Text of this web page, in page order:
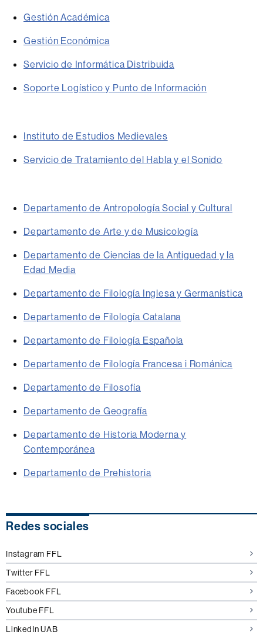
Gestión Académica
Gestión Económica
Servicio de Informática Distribuida
Soporte Logístico y Punto de Información
Instituto de Estudios Medievales
Servicio de Tratamiento del Habla y el Sonido
Departamento de Antropología Social y Cultural
Departamento de Arte y de Musicología
Departamento de Ciencias de la Antiguedad y la
Edad Media
Departamento de Filología Inglesa y Germanística
Departamento de Filología Catalana
Departamento de Filología Española
Departamento de Filología Francesa i Románica
Departamento de Filosofía
Departamento de Geografía
Departamento de Historia Moderna y
Contemporánea
Departamento de Prehistoria
Información
Redes sociales
Instagram FFL
Twitter FFL
Facebook FFL
Youtube FFL
LinkedIn UAB